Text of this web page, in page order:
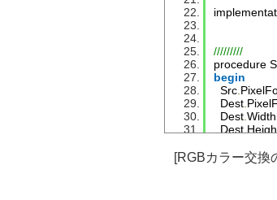
/////////
procedure
begin
Src
Dest
Dest Width
Dest
[RGBカラー交換